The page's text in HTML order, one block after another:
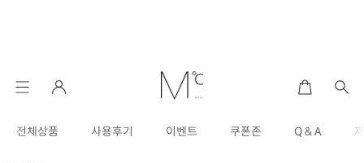
전체상품 사용후기 이벤트 쿠폰존 Q & A